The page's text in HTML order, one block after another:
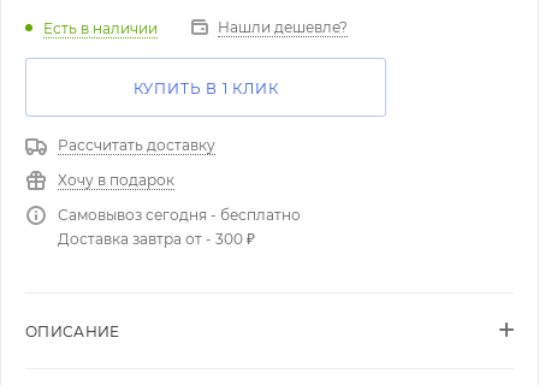
Есть в наличии Нашли дешевле?
КУПИТЬ В 1 КЛИК
Рассчитать доставку
Хочу в подарок
Самовывоз сегодня - бесплатно
Доставка завтра от - 300 ₽
ОПИСАНИЕ